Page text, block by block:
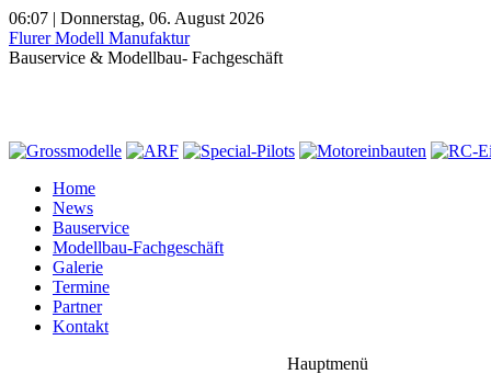
06:07 | Donnerstag, 06. August 2026
Flurer Modell Manufaktur
Bauservice & Modellbau- Fachgeschäft
Home
News
Bauservice
Modellbau-Fachgeschäft
Galerie
Termine
Partner
Kontakt
Hauptmenü